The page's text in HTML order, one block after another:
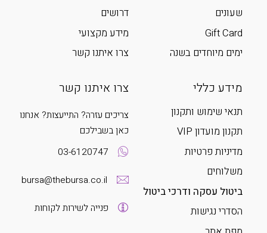
שעונים
Gift Card
ימים מיוחדים בשנה
דרושים
מידע מקצועי
צרו איתנו קשר
מידע כללי
תנאי שימוש ותקנון
תקנון מועדון VIP
מדיניות פרטיות
משלוחים
ביטול עסקה ודרכי ביטול
הסדרי נגישות
צרו איתנו קשר
צריכים עזרה? התייעצות? אנחנו
כאן בשבילכם
03-6120747
bursa@thebursa.co.il
פנייה לשירות לקוחות